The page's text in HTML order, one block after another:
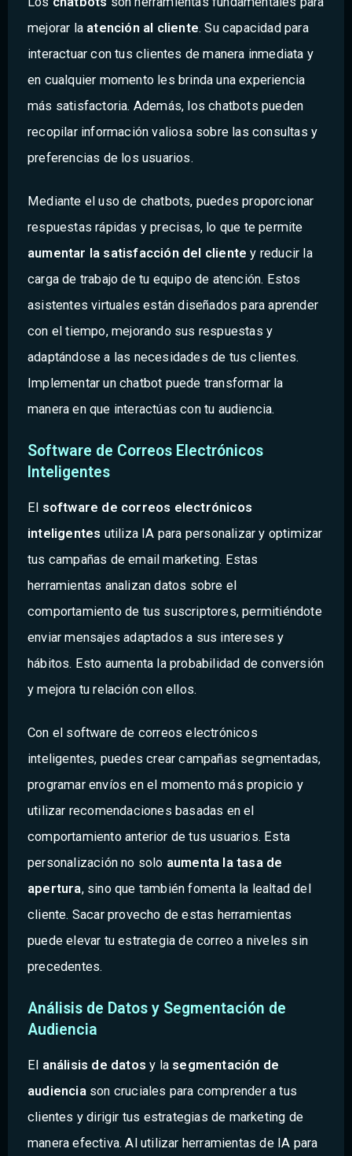
mejorar la atención al cliente. Su capacidad para
interactuar con tus clientes de manera inmediata y
en cualquier momento les brinda una experiencia
más satisfactoria. Además, los chatbots pueden
recopilar información valiosa sobre las consultas y
preferencias de los usuarios.
Mediante el uso de chatbots, puedes proporcionar
respuestas rápidas y precisas, lo que te permite
aumentar la satisfacción del cliente y reducir la
carga de trabajo de tu equipo de atención. Estos
asistentes virtuales están diseñados para aprender
con el tiempo, mejorando sus respuestas y
adaptándose a las necesidades de tus clientes.
Implementar un chatbot puede transformar la
manera en que interactúas con tu audiencia.
Software de Correos Electrónicos
Inteligentes
El software de correos electrónicos
inteligentes utiliza IA para personalizar y optimizar
tus campañas de email marketing. Estas
herramientas analizan datos sobre el
comportamiento de tus suscriptores, permitiéndote
enviar mensajes adaptados a sus intereses y
hábitos. Esto aumenta la probabilidad de conversión
y mejora tu relación con ellos.
Con el software de correos electrónicos
inteligentes, puedes crear campañas segmentadas,
programar envíos en el momento más propicio y
utilizar recomendaciones basadas en el
comportamiento anterior de tus usuarios. Esta
personalización no solo aumenta la tasa de
apertura, sino que también fomenta la lealtad del
cliente. Sacar provecho de estas herramientas
puede elevar tu estrategia de correo a niveles sin
precedentes.
Análisis de Datos y Segmentación de
Audiencia
El análisis de datos y la segmentación de
audienciason cruciales para comprender a tus
clientes y dirigir tus estrategias de marketing de
manera efectiva. Al utilizar herramientas de IA para